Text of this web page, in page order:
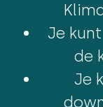
Je
de
Je